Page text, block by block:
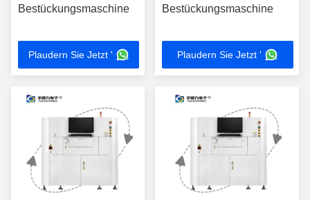
Bestückungsmaschine
Plaudern Sie Jetzt '
Bestückungsmaschine
Plaudern Sie Jetzt '